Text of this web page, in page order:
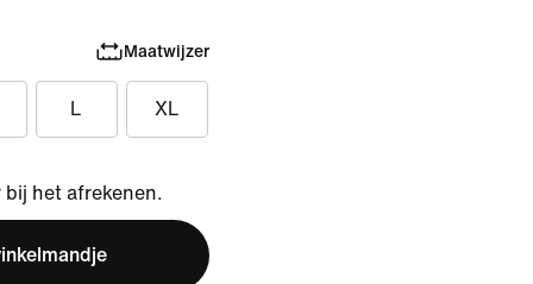
Maatwijzer
L XL
het afrekenen.